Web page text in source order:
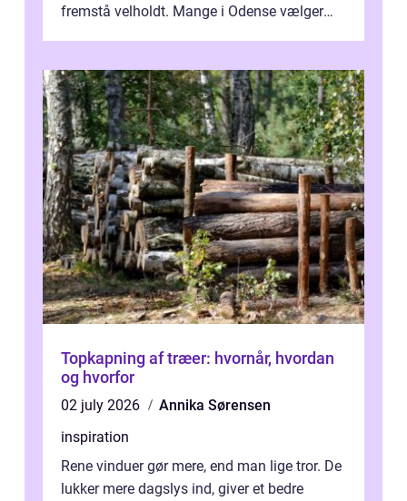
fremstå velholdt. Mange i Odense vælger
Topkapning af træer: hvornår, hvordan
og hvorfor
02 july 2026
Annika Sørensen
inspiration
Rene vinduer gør mere, end man lige tror. De
lukker mere dagslys ind, giver et bedre